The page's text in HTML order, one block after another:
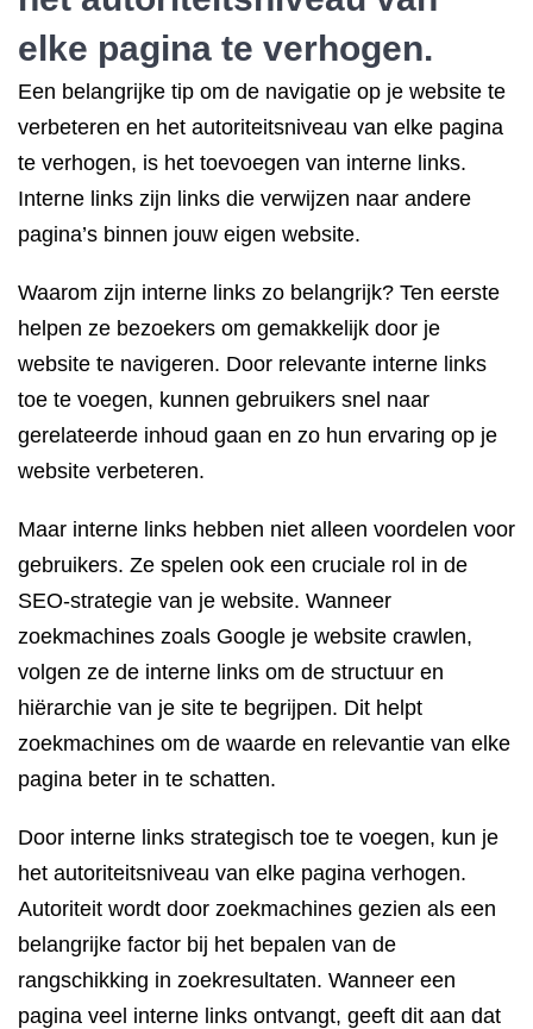
elke pagina te verhogen.
Een belangrijke tip om de navigatie op je website te
verbeteren en het autoriteitsniveau van elke pagina
te verhogen, is het toevoegen van interne links.
Interne links zijn links die verwijzen naar andere
pagina’s binnen jouw eigen website.
Waarom zijn interne links zo belangrijk? Ten eerste
helpen ze bezoekers om gemakkelijk door je
website te navigeren. Door relevante interne links
toe te voegen, kunnen gebruikers snel naar
gerelateerde inhoud gaan en zo hun ervaring op je
website verbeteren.
Maar interne links hebben niet alleen voordelen voor
gebruikers. Ze spelen ook een cruciale rol in de
SEO-strategie van je website. Wanneer
zoekmachines zoals Google je website crawlen,
volgen ze de interne links om de structuur en
hiërarchie van je site te begrijpen. Dit helpt
zoekmachines om de waarde en relevantie van elke
pagina beter in te schatten.
Door interne links strategisch toe te voegen, kun je
het autoriteitsniveau van elke pagina verhogen.
Autoriteit wordt door zoekmachines gezien als een
belangrijke factor bij het bepalen van de
rangschikking in zoekresultaten. Wanneer een
pagina veel interne links ontvangt, geeft dit aan dat